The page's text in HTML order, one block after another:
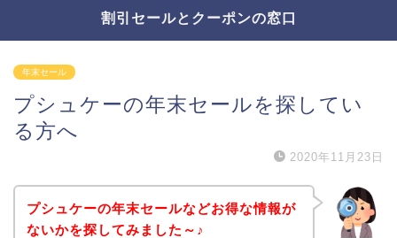
割引セールとクーポンの窓口
年末セール
プシュケーの年末セールを探してい
る方へ
2020年11月23日
プシュケーの年末セールなどお得な情報が
ないかを探してみました～♪